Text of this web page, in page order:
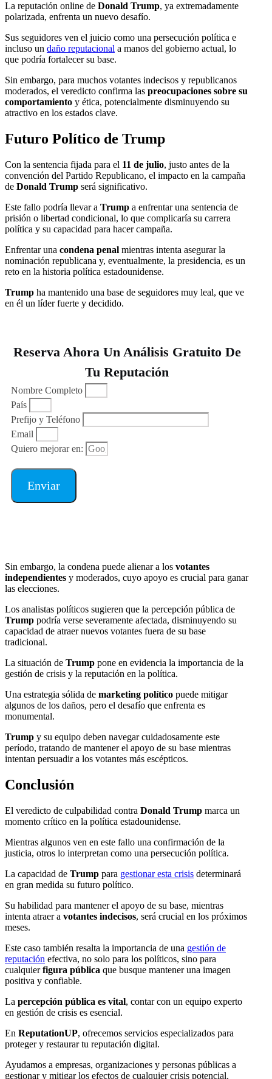
La reputación online de Donald Trump, ya extremadamente
polarizada, enfrenta un nuevo desafío.
Sus seguidores ven el juicio como una persecución política e
incluso un daño reputacional a manos del gobierno actual, lo
que podría fortalecer su base.
Sin embargo, para muchos votantes indecisos y republicanos
moderados, el veredicto confirma las preocupaciones sobre su
comportamiento y ética, potencialmente disminuyendo su
atractivo en los estados clave.
Futuro Político de Trump
Con la sentencia fijada para el 11 de julio, justo antes de la
convención del Partido Republicano, el impacto en la campaña
de Donald Trump será significativo.
Este fallo podría llevar a Trump a enfrentar una sentencia de
prisión o libertad condicional, lo que complicaría su carrera
política y su capacidad para hacer campaña.
Enfrentar una condena penal mientras intenta asegurar la
nominación republicana y, eventualmente, la presidencia, es un
reto en la historia política estadounidense.
Trump ha mantenido una base de seguidores muy leal, que ve
en él un líder fuerte y decidido.
Reserva Ahora Un Análisis Gratuito De
Tu Reputación
Nombre Completo
País
Prefijo y Teléfono
Email
Quiero mejorar en:
Enviar
Sin embargo, la condena puede alienar a los votantes
independientes y moderados, cuyo apoyo es crucial para ganar
las elecciones.
Los analistas políticos sugieren que la percepción pública de
Trump podría verse severamente afectada, disminuyendo su
capacidad de atraer nuevos votantes fuera de su base
tradicional.
La situación de Trump pone en evidencia la importancia de la
gestión de crisis y la reputación en la política.
Una estrategia sólida de marketing político puede mitigar
algunos de los daños, pero el desafío que enfrenta es
monumental.
Trump y su equipo deben navegar cuidadosamente este
período, tratando de mantener el apoyo de su base mientras
intentan persuadir a los votantes más escépticos.
Conclusión
El veredicto de culpabilidad contra Donald Trump marca un
momento crítico en la política estadounidense.
Mientras algunos ven en este fallo una confirmación de la
justicia, otros lo interpretan como una persecución política.
La capacidad de Trump para gestionar esta crisis determinará
en gran medida su futuro político.
Su habilidad para mantener el apoyo de su base, mientras
intenta atraer a votantes indecisos, será crucial en los próximos
meses.
Este caso también resalta la importancia de una gestión de
reputación efectiva, no solo para los políticos, sino para
cualquierfigura pública que busque mantener una imagen
positiva y confiable.
La percepción pública es vital, contar con un equipo experto
en gestión de crisis es esencial.
En ReputationUP, ofrecemos servicios especializados para
proteger y restaurar tu reputación digital.
Ayudamos a empresas, organizaciones y personas públicas a
gestionar y mitigar los efectos de cualquier crisis potencial,